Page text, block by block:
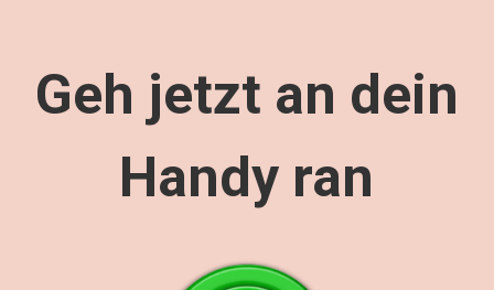
Geh jetzt an dein
Handy ran